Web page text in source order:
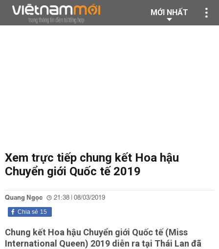
MỚI NHẤT
Xem trực tiếp chung kết Hoa hậu
Chuyển giới Quốc tế 2019
Quang Ngọc 21:38 | 08/03/2019
15
Chia sẻ
Chung kết Hoa hậu Chuyển giới Quốc tế (Miss
International Queen) 2019 diễn ra tại Thái Lan đã